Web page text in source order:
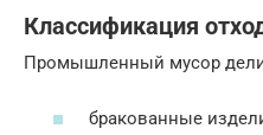
Классификация
Промышленный мусор
бракованные